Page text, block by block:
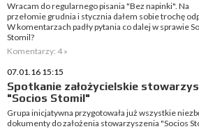
Wracam do regularnego pisania "Bez napinki". Na
przełomie grudnia i stycznia dałem sobie trochę
W komentarzach padły pytania co dalej w sprawie
Stomil?
Komentarzy: 4 »
07.01.16 15:15
Spotkanie założycielskie
"Socios Stomil"
Grupa inicjatywna przygotowała już wszystkie
dokumenty do założenia stowarzyszenia "Socios